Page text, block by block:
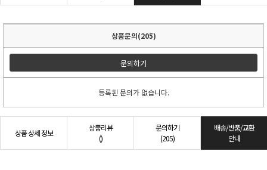
상품문의(205)
문의하기
등록된 문의가 없습니다.
상품 상세 정보
상품리뷰
()
문의하기
(205)
배송/반품/교환
안내